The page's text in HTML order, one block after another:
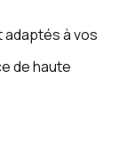
à vos
de haute